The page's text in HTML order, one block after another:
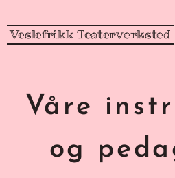
Veslefrikk Teaterverksted
Våre
og